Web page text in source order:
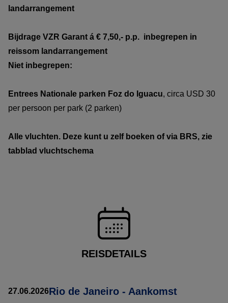
landarrangement
Bijdrage VZR Garant á € 7,50,- p.p. inbegrepen in
reissom landarrangement
Niet inbegrepen:
Entrees Nationale parken Foz do Iguacu, circa USD 30
per persoon per park (2 parken)
Alle vluchten. Deze kunt u zelf boeken of via BRS, zie
tabblad vluchtschema
REISDETAILS
27.06.2026Rio de Janeiro - Aankomst